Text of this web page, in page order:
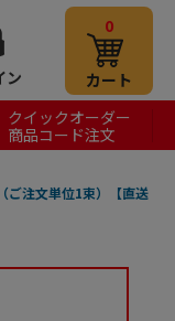
ン
0
カート
クイックオーダー
商品コード注文
ご注文単位1束）【直送